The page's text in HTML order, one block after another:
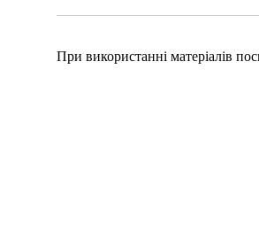
При використанні матеріалів